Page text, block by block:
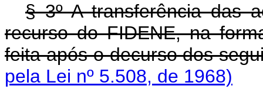
§ 3º A transferência das
recurso do FIDENE, na
feita após o decurso dos
pela Lei nº 5.508, de 1968)